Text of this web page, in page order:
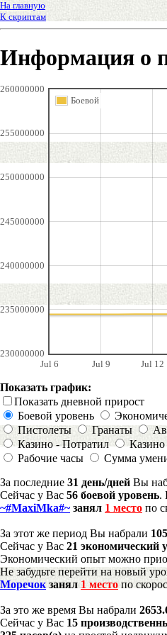
На главную
К скриптам
Информация о
Jul 6 Jul 9 Jul 12
230000000
235000000
240000000
245000000
250000000
255000000
260000000
Боевой
Показать график:
Показать дневной прирост
Боевой уровень
Пистолеты
Гранаты
Казино - Потратил
Рабочие часы
Сумма
За последние 31 день/дней Вы
Сейчас у Вас 56 боевой уровень.
~#MaxiMka#~занял 1 место по
За этот же период Вы набрали
Сейчас у Вас 21 экономический
Экономический опыт можно
Не забудьте перейти на новый
Моречок занял 1 место по
За это же время Вы набрали
Сейчас у Вас 15